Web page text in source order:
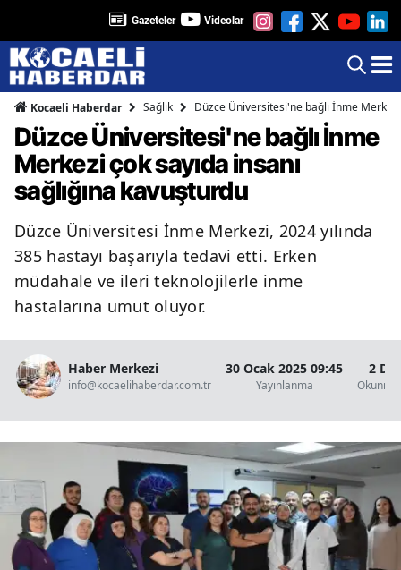
Gazeteler Videolar
Kocaeli Haberdar Sağlık Düzce Üniversitesi'ne bağlı İnme
Düzce Üniversitesi'ne bağlı İnme
Merkezi çok sayıda insanı
sağlığına kavuşturdu
Düzce Üniversitesi İnme Merkezi, 2024 yılında
385 hastayı başarıyla tedavi etti. Erken
müdahale ve ileri teknolojilerle inme
hastalarına umut oluyor.
Haber Merkezi
info@kocaelihaberdar.com.tr
30 Ocak 2025 09:45
Yayınlanma
2